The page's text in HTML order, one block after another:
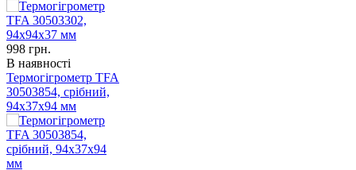
998 грн.
В наявності
Термогігрометр TFA
30503854, срібний,
94x37x94 мм